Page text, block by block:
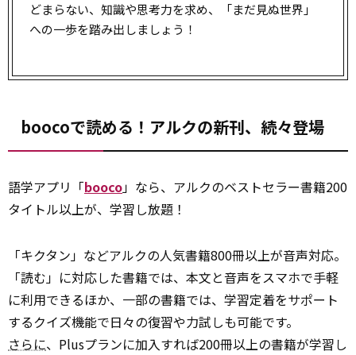
どまらない、知識や思考力を求め、「まだ見ぬ世界」
への一歩を踏み出しましょう！
boocoで読める！アルクの新刊、続々登場
語学アプリ「booco」なら、アルクのベストセラー書籍200
タイトル以上が、学習し放題！
「キクタン」などアルクの人気書籍800冊以上が音声対応。
「読む」に対応した書籍では、本文と音声をスマホで手軽
に利用できるほか、一部の書籍では、学習定着をサポート
するクイズ機能で日々の復習や力試しも可能です。
さらに、Plusプランに加入すれば200冊以上の書籍が学習し